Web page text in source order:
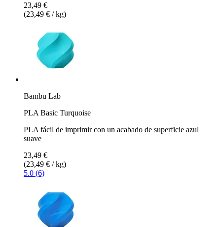
23,49 €
(23,49 € / kg)
Bambu Lab
PLA Basic Turquoise
PLA fácil de imprimir con un acabado de superficie azul
suave
23,49 €
(23,49 € / kg)
5.0 (6)